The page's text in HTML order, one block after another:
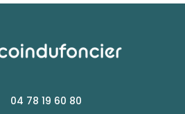
04 78 19 60 80